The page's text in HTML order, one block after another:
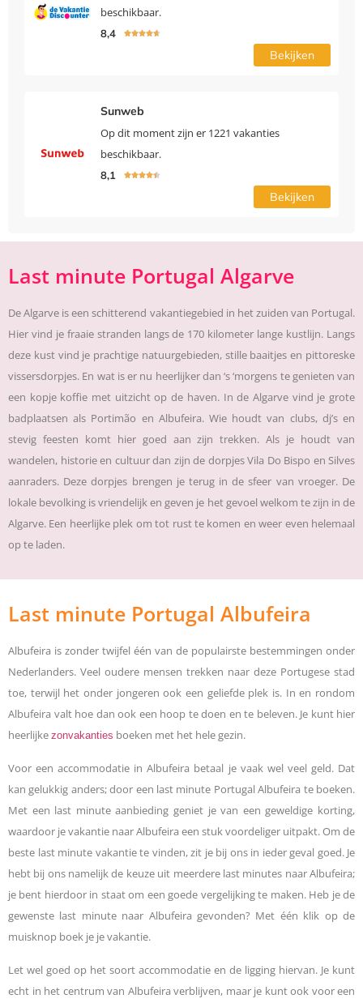
beschikbaar.
8,4 
Bekijken
Sunweb
Op dit moment zijn er 1221 vakanties
beschikbaar.
8,1 
Bekijken
Last minute Portugal Algarve
De Algarve is een schitterend vakantiegebied in het zuiden van Portugal.
Hier vind je fraaie stranden langs de 170 kilometer lange kustlijn. Langs
deze kust vind je prachtige natuurgebieden, stille baaitjes en pittoreske
vissersdorpjes. En wat is er nu heerlijker dan ‘s ‘morgens te genieten van
een kopje koffie met uitzicht op de haven. In de Algarve vind je grote
badplaatsen als Portimão en Albufeira. Wie houdt van clubs, dj’s en
stevig feesten komt hier goed aan zijn trekken. Als je houdt van
wandelen, historie en cultuur dan zijn de dorpjes Vila Do Bispo en Silves
aanraders. Deze dorpjes brengen je terug in de sfeer van vroeger. De
lokale bevolking is vriendelijk en geven je het gevoel welkom te zijn in de
Algarve. Een heerlijke plek om tot rust te komen en weer even helemaal
op te laden.
Last minute Portugal Albufeira
Albufeira is zonder twijfel één van de populairste bestemmingen onder
Nederlanders. Veel oudere mensen trekken naar deze Portugese stad
toe, terwijl het onder jongeren ook een geliefde plek is. In en rondom
Albufeira valt hoe dan ook een hoop te doen en te beleven. Je kunt hier
heerlijke zonvakanties boeken met het hele gezin.
Voor een accommodatie in Albufeira betaal je vaak wel veel geld. Dat
kan gelukkig anders; door een last minute Portugal Albufeira te boeken.
Met een last minute aanbieding geniet je van een geweldige korting,
waardoor je vakantie naar Albufeira een stuk voordeliger uitpakt. Om de
beste last minute vakantie te vinden, zit je bij ons in ieder geval goed. Je
hebt bij ons namelijk de keuze uit meerdere last minutes naar Albufeira;
je bent hierdoor in staat om een goede vergelijking te maken. Heb je de
gewenste last minute naar Albufeira gevonden? Met één klik op de
muisknop boek je je vakantie.
Let wel goed op het soort accommodatie en de ligging hiervan. Je kunt
echt in het centrum van Albufeira verblijven, maar je kunt ook voor een